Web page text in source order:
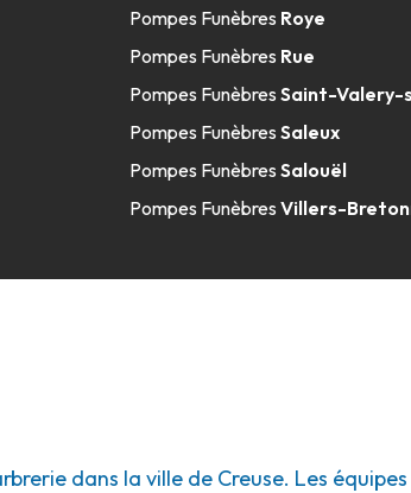
Pompes Funèbres Roye
Pompes Funèbres Rue
Pompes FunèbresSaint-Valery-
Pompes FunèbresSaleux
Pompes FunèbresSalouël
Pompes FunèbresVillers-
dans la ville de Creuse. Les